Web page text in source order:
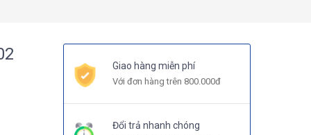
Giao hàng miễn phí
Với đơn hàng trên 800.000đ
Đổi trả nhanh chóng